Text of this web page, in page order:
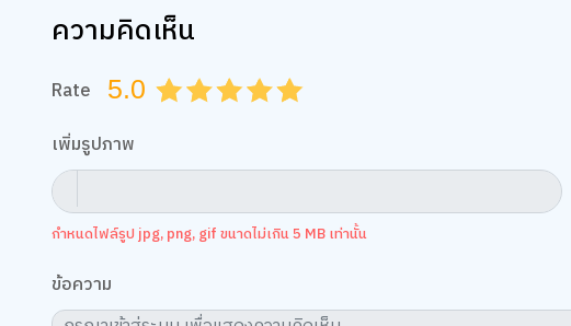
ความคิดเห็น
Rate 5.0 4.5
4.0
3.5
3.0
2.5
2.0
1.5
1.0
0.5
เพิ่มรูปภาพ
กำหนดไฟล์รูป jpg, png, gif ขนาดไม่เกิน 5 MB เท่านั้น
ข้อความ